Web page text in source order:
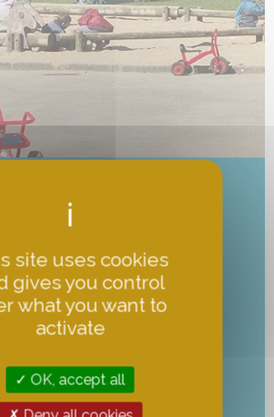
N'HÉSITEZ PAS À NOUS
CONTACTER.
et élémentaire
rennes.fr
98 71 86 06
site uses cookies
gives you control
what you want to
activate
OK, accept all